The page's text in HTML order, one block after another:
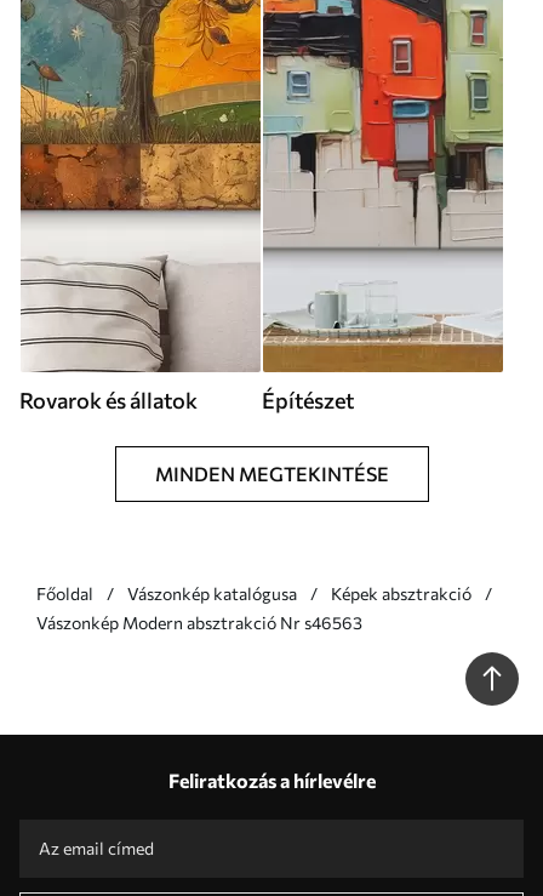
Rovarok és állatok Építészet
MINDEN MEGTEKINTÉSE
Főoldal Vászonkép katalógusa
Képek absztrakció
Vászonkép Modern absztrakció Nr s46563
Feliratkozás a hírlevélre